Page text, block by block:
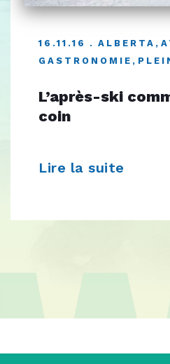
16.11.16 ALBERTA ,
GASTRONOMIE ,
L’après-ski
coin
Lire la suite